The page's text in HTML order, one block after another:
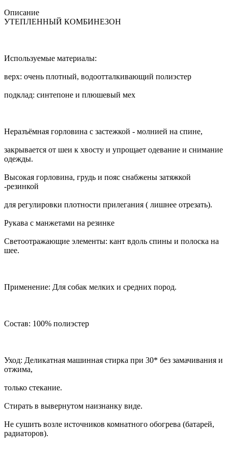
Описание
УТЕПЛЕННЫЙ КОМБИНЕЗОН
Используемые материалы:
верх: очень плотный, водоотталкивающий полиэстер
подклад: синтепоне и плюшевый мех
Неразъёмная горловина с застежкой - молнией на спине,
закрывается от шеи к хвосту и упрощает одевание и снимание
одежды.
Высокая горловина, грудь и пояс снабжены затяжкой
-резинкой
для регулировки плотности прилегания ( лишнее отрезать).
Рукава с манжетами на резинке
Светоотражающие элементы: кант вдоль спины и полоска на
шее.
Применение: Для собак мелких и средних пород.
Состав: 100% полиэстер
Уход: Деликатная машинная стирка при 30* без замачивания и
отжима,
только стекание.
Стирать в вывернутом наизнанку виде.
Не сушить возле источников комнатного обогрева (батарей,
радиаторов).